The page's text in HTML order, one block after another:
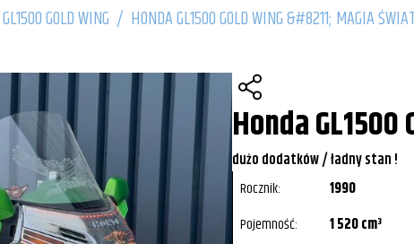
GL1500 GOLD WING / HONDA GL1500 GOLD WING &#8211; MAGIA
Honda
dużo dodatków / ładny stan !
Rocznik:
1990
Pojemność:
1 520 cm³